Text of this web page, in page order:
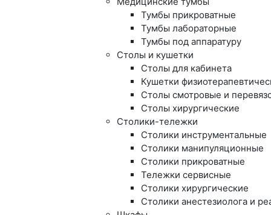
Тумбы прикроватные
Тумбы лабораторные
Тумбы под аппаратуру
Столы и кушетки
Столы для кабинета
Кушетки
Столы смотровые и
Столы хирургические
Столики-тележки
Столики инструментальные
Столики манипуляционные
Столики прикроватные
Тележки сервисные
Столики хирургические
Столики анестезиолога и